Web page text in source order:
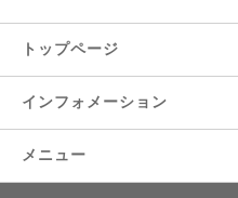
トップページ
インフォメーション
メニュー